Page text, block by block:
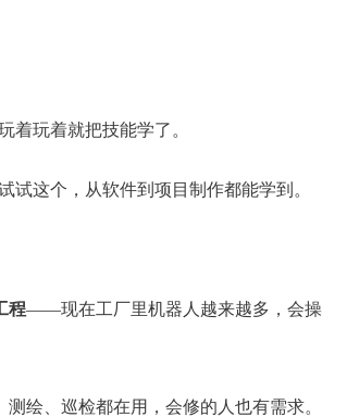
玩着就把技能学了。
这个，从软件到项目制作都能学到。
程——现在工厂里机器人越来越多，会操
绘、巡检都在用，会修的人也有需求。